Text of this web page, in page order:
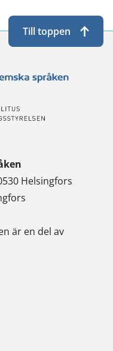
Helsingfors
är en del av
Till toppen